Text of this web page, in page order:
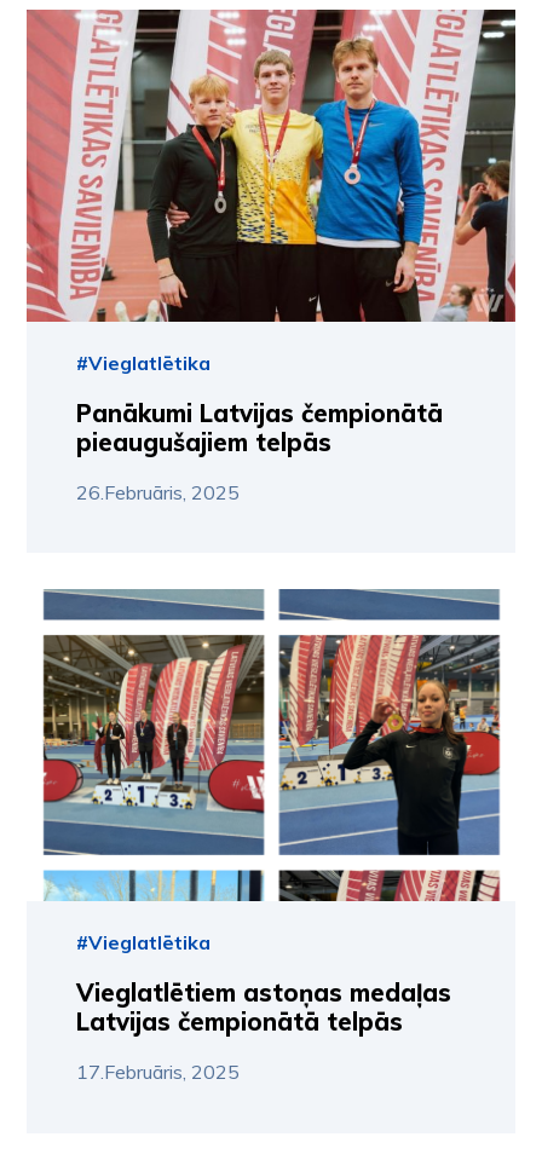
#Vieglatlētika
Panākumi Latvijas čempionātā
pieaugušajiem telpās
26.Februāris, 2025
#Vieglatlētika
Vieglatlētiem astoņas medaļas
Latvijas čempionātā telpās
17.Februāris, 2025